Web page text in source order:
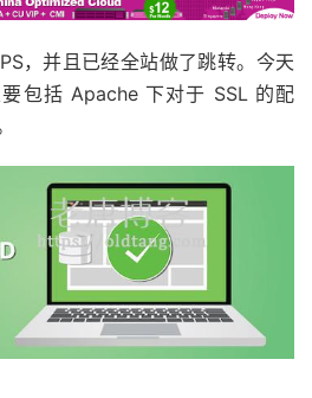
，并且已经全站做了跳转。今天
包括 Apache 下对于 SSL 的配